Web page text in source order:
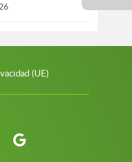
(UE)